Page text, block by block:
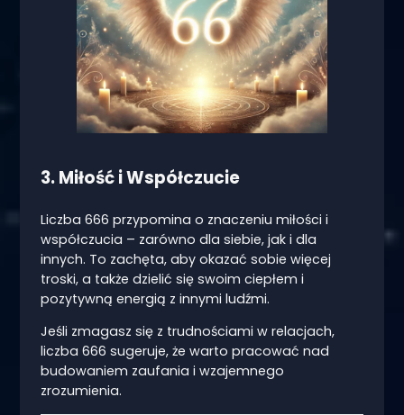
3. Miłość i Współczucie
Liczba 666 przypomina o znaczeniu miłości i
współczucia – zarówno dla siebie, jak i dla
innych. To zachęta, aby okazać sobie więcej
troski, a także dzielić się swoim ciepłem i
pozytywną energią z innymi ludźmi.
Jeśli zmagasz się z trudnościami w relacjach,
liczba 666 sugeruje, że warto pracować nad
budowaniem zaufania i wzajemnego
zrozumienia.